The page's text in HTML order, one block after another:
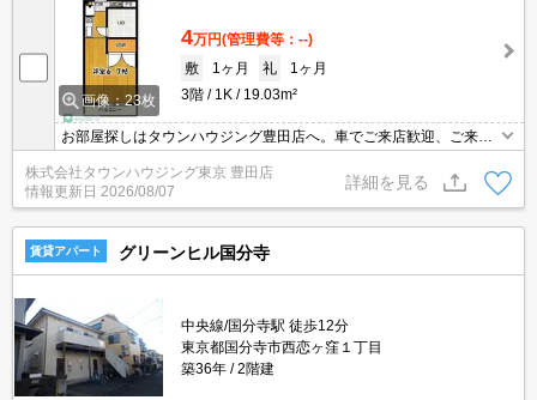
画像：23枚
4万円(管理費等：--)
敷
1ヶ月 礼
1ヶ月
3階
1K 19.03m²
お部屋探しはタウンハウジング豊田店へ。車でご来店歓迎、ご来店
用お客様駐車場あり！
株式会社タウンハウジング東京 豊田店
情報更新日 2026/08/07
詳細を見る
賃貸アパート グリーンヒル国分寺
中央線/国分寺駅 徒歩12分
東京都国分寺市西恋ヶ窪１丁目
築36年
2階建